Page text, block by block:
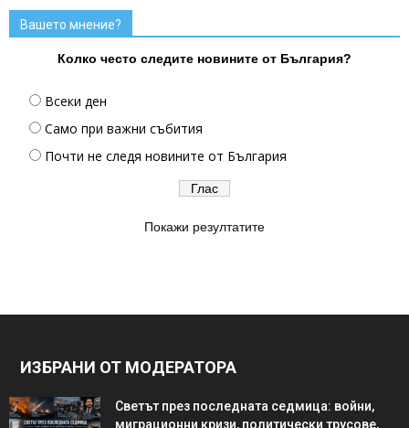
Вашето мнение?
Колко често следите новините от България?
Всеки ден
Само при важни събития
Почти не следя новините от България
Покажи резултатите
ИЗБРАНИ ОТ МОДЕРАТОРА
Светът през последната седмица: войни,
миграционни кризи, политически трусове,